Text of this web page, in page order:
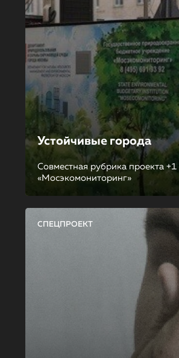
Устойчивые города
Совместная рубрика проекта
«Мосэкомониторинг»
СПЕЦПРОЕКТ